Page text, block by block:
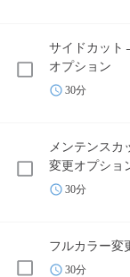
サイドカット
オプション
30分
メンテンスカ
変更オプショ
30分
フルカラー変
30分